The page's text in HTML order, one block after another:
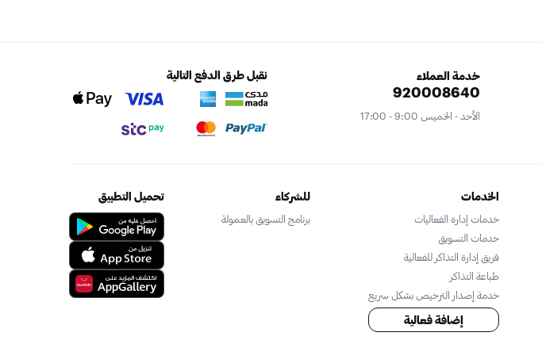
خدمة العملاء
920008640
الأحد - الخميس 9:00 - 17:00
نقبل طرق الدفع التالية
الخدمات
خدمات إدارة الفعاليات
خدمات التسويق
فريق إدارة التذاكر للفعالية
طباعة التذاكر
خدمة إصدار الترخيص بشكل سريع
إضافة فعالية
للشركاء
برنامج التسويق بالعمولة
تحميل التطبيق